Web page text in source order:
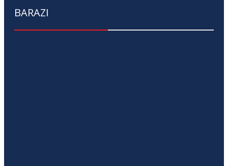
BARAZI